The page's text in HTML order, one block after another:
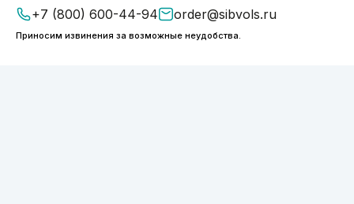
+7 (800) 600-44-94 order@sibvols.ru
Приносим извинения за возможные неудобства.